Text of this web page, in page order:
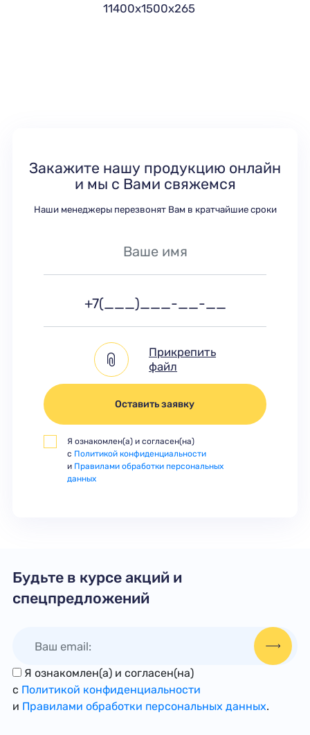
11400х1500х265
Закажите нашу продукцию онлайн
и мы с Вами свяжемся
Наши менеджеры перезвонят Вам в кратчайшие сроки
Прикрепить
файл
Оставить заявку
Я ознакомлен(а) и согласен(на)
с Политикой конфиденциальности
и Правилами обработки персональных
данных
Будьте в курсе акций и
спецпредложений
Я ознакомлен(а) и согласен(на)
с Политикой конфиденциальности
и Правилами обработки персональных данных.